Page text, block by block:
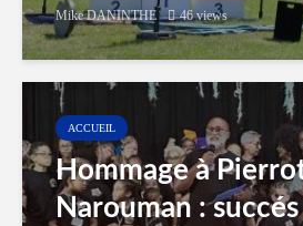
Mike DANINTHE 46 views
ACCUEIL
Hommage à
Narouman :